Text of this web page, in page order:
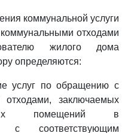
коммунальной услуги
отходами
жилого дома
определяются:
услуг по обращению с
заключаемых
помещений в
с соответствующим